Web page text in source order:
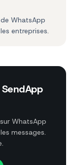
WhatsApp
entreprises.
WhatsApp
messages.